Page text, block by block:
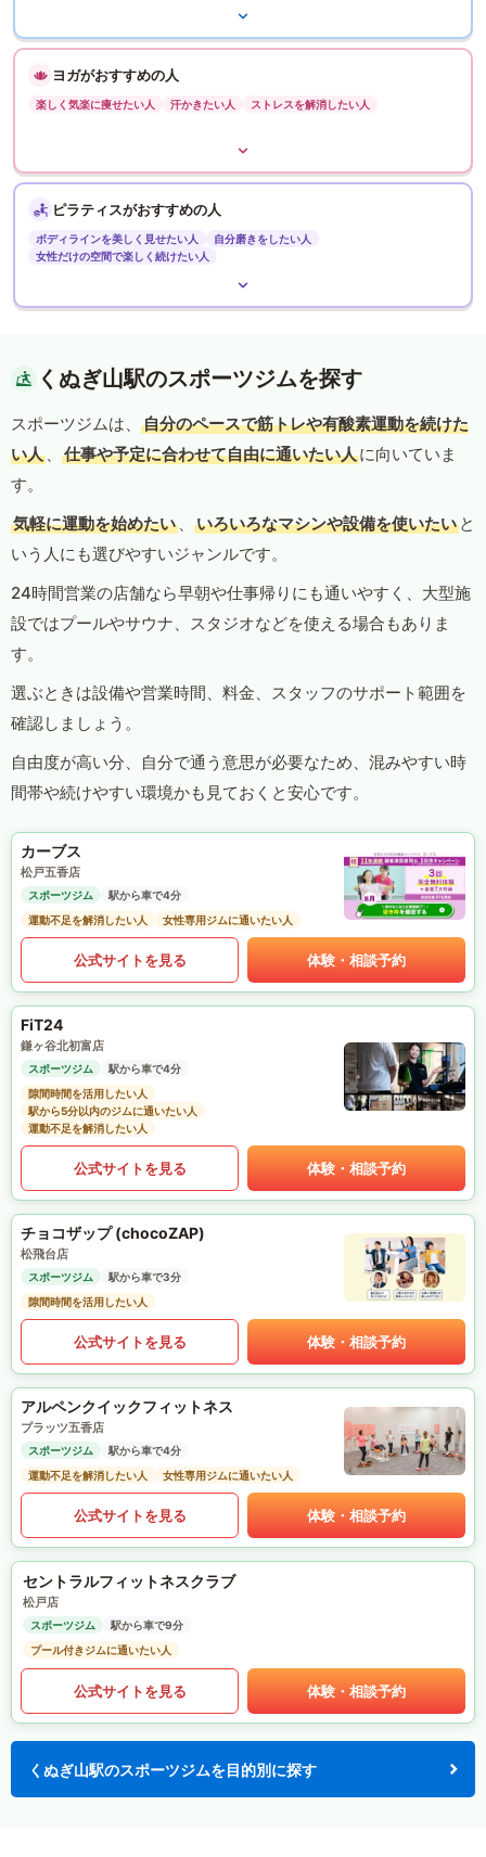
ヨガがおすすめの人
楽しく気楽に痩せたい人 汗かきたい人 ストレスを解消したい人
ピラティスがおすすめの人
ボディラインを美しく見せたい人
自分磨きをしたい人
女性だけの空間で楽しく続けたい人
くぬぎ山駅のスポーツジムを探す
スポーツジムは、
自分のペースで筋トレや有酸素運動を続けた
い人 、 仕事や予定に合わせて自由に通いたい人に向いていま
す。
気軽に運動を始めたい 、 いろいろなマシンや設備を使いたい と
いう人にも選びやすいジャンルです。
24時間営業の店舗なら早朝や仕事帰りにも通いやすく、大型施
設ではプールやサウナ、スタジオなどを使える場合もありま
す。
選ぶときは設備や営業時間、料金、スタッフのサポート範囲を
確認しましょう。
自由度が高い分、自分で通う意思が必要なため、混みやすい時
間帯や続けやすい環境かも見ておくと安心です。
カーブス
松戸五香店
スポーツジム
駅から車で4分
運動不足を解消したい人
女性専用ジムに通いたい人
公式サイトを見る 体験・相談予約
FiT24
鎌ヶ谷北初富店
スポーツジム
駅から車で4分
隙間時間を活用したい人
駅から5分以内のジムに通いたい人
運動不足を解消したい人
公式サイトを見る 体験・相談予約
チョコザップ (chocoZAP)
松飛台店
スポーツジム
駅から車で3分
隙間時間を活用したい人
公式サイトを見る 体験・相談予約
アルペンクイックフィットネス
プラッツ五香店
スポーツジム
駅から車で4分
運動不足を解消したい人
女性専用ジムに通いたい人
公式サイトを見る 体験・相談予約
セントラルフィットネスクラブ
松戸店
スポーツジム
駅から車で9分
プール付きジムに通いたい人
公式サイトを見る 体験・相談予約
くぬぎ山駅のスポーツジムを目的別に探す